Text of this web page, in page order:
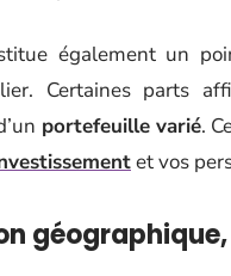
également un
Certaines parts
portefeuille varié.
et vos